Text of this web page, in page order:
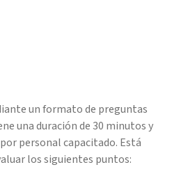
un formato de preguntas
una duración de 30 minutos y
personal capacitado. Está
los siguientes puntos: